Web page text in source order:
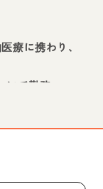
療に携わり、
にて勤務。